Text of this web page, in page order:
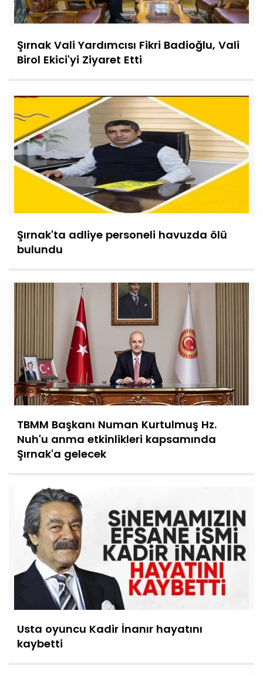
Şırnak Vali Yardımcısı Fikri Badioğlu, Vali
Birol Ekici'yi Ziyaret Etti
Şırnak'ta adliye personeli havuzda ölü
bulundu
TBMM Başkanı Numan Kurtulmuş Hz.
Nuh'u anma etkinlikleri kapsamında
Şırnak'a gelecek
Usta oyuncu Kadir İnanır hayatını
kaybetti